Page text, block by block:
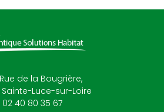
de la Bougrière,
Sainte-Luce-sur-Loire
02 40 80 35 67